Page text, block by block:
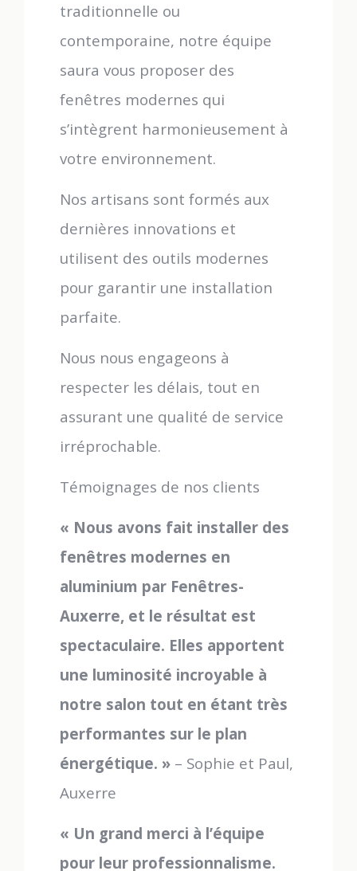
traditionnelle ou
contemporaine, notre équipe
saura vous proposer des
fenêtres modernes qui
s’intègrent harmonieusement à
votre environnement.
Nos artisans sont formés aux
dernières innovations et
utilisent des outils modernes
pour garantir une installation
parfaite.
Nous nous engageons à
respecter les délais, tout en
assurant une qualité de service
irréprochable.
Témoignages de nos clients
« Nous avons fait installer des
fenêtres modernes en
aluminium par Fenêtres-
Auxerre, et le résultat est
spectaculaire. Elles apportent
une luminosité incroyable à
notre salon tout en étant très
performantes sur le plan
énergétique. » – Sophie et Paul,
Auxerre
« Un grand merci à l’équipe
pour leur professionnalisme.